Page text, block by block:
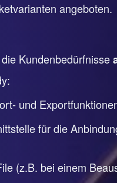
angeboten.
Kundenbedürfnisse
und
für die
(z.B. bei einem